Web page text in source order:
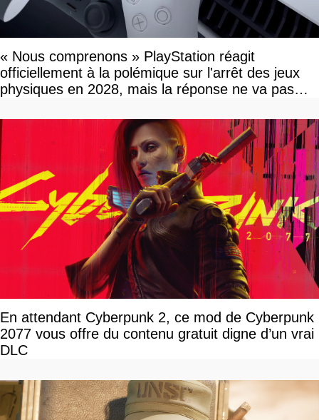
« Nous comprenons » PlayStation réagit
officiellement à la polémique sur l'arrêt des jeux
physiques en 2028, mais la réponse ne va pas
En attendant Cyberpunk 2, ce mod de Cyberpunk
2077 vous offre du contenu gratuit digne d’un vrai
DLC